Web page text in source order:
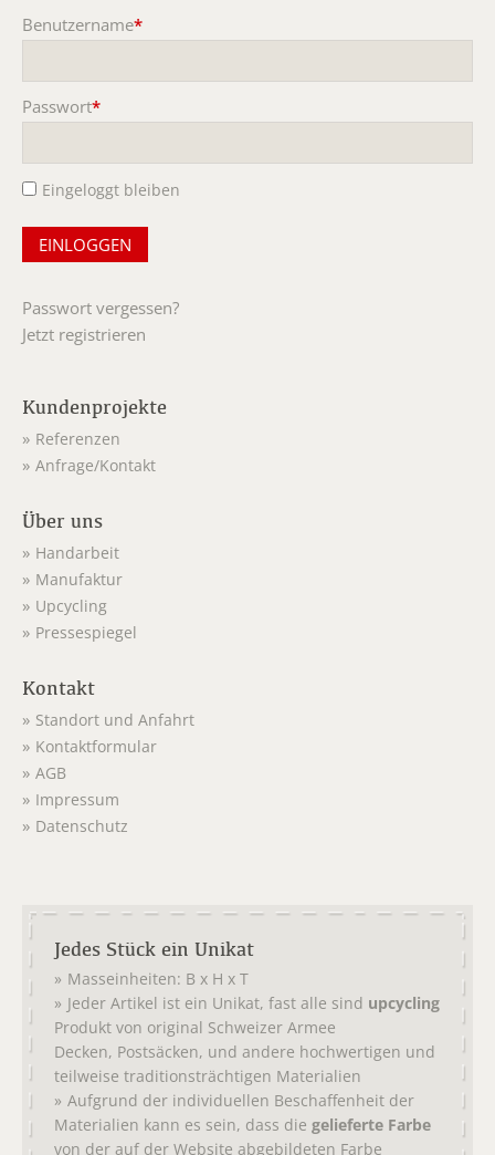
Benutzername*
Passwort*
Eingeloggt bleiben
Passwort vergessen?
Jetzt registrieren
Kundenprojekte
Referenzen
Anfrage/Kontakt
Über uns
Handarbeit
Manufaktur
Upcycling
Pressespiegel
Kontakt
Standort und Anfahrt
Kontaktformular
AGB
Impressum
Datenschutz
Jedes Stück ein Unikat
Masseinheiten: B x H x T
Jeder Artikel ist ein Unikat, fast alle sind upcycling
Produkt von original Schweizer Armee
Decken, Postsäcken, und andere hochwertigen und
teilweise traditionsträchtigen Materialien
Aufgrund der individuellen Beschaffenheit der
Materialien kann es sein, dass die gelieferte Farbe
von der auf der Website abgebildeten Farbe